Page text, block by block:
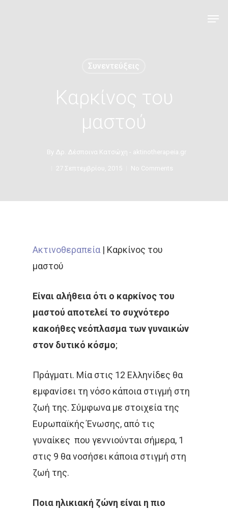
Συνεντεύξεις
Καρκίνος του
μαστού
By Δρ. Δέσποινα Κατσώχη - aktinotherapeia.gr
27 Σεπτεμβρίου, 2015 No Comments
Ακτινοθεραπεία | Καρκίνος του
μαστού
Είναι αλήθεια ότι ο καρκίνος του
μαστού αποτελεί το συχνότερο
κακοήθες νεόπλασμα των γυναικών
στον δυτικό κόσμο;
Πράγματι. Μία στις 12 Ελληνίδες θα
εμφανίσει τη νόσο κάποια στιγμή στη
ζωή της. Σύμφωνα με στοιχεία της
Ευρωπαϊκής Ένωσης, από τις
γυναίκες που γεννιούνται σήμερα, 1
στις 9 θα νοσήσει κάποια στιγμή στη
ζωή της.
Ποια ηλικιακή ζώνη είναι η πιο